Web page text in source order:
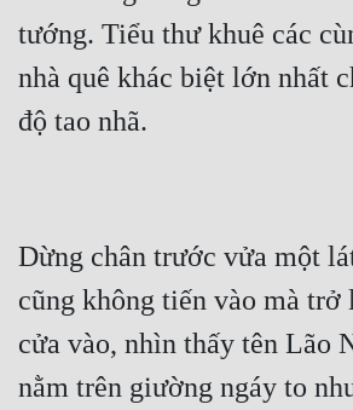
tướng. Tiểu thư khuê các
nhà quê khác biệt lớn nhất
Dừng chân trước vửa một
cũng không tiến vào mà trở
cửa vào, nhìn thấy tên Lão